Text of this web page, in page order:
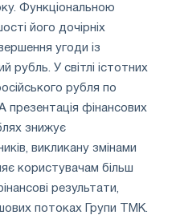
Функціональною
його дочірніх
угоди із
рубль. У світлі істотних
рубля по
фінансових
знижує
викликану змінами
користувачам більш
результати,
потоках Групи ТМК.